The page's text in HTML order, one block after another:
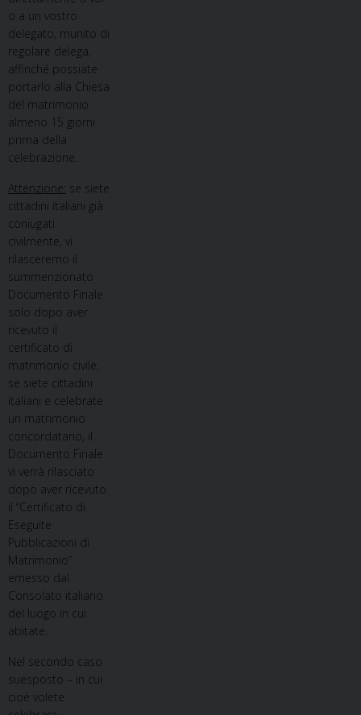
o a un vostro
delegato, munito di
regolare delega,
affinché possiate
portarlo alla Chiesa
del matrimonio
almeno 15 giorni
prima della
celebrazione.
Attenzione: se siete
cittadini italiani già
coniugati
civilmente, vi
rilasceremo il
summenzionato
Documento Finale
solo dopo aver
ricevuto il
certificato di
matrimonio civile;
se siete cittadini
italiani e celebrate
un matrimonio
concordatario, il
Documento Finale
vi verrà rilasciato
dopo aver ricevuto
il “Certificato di
Eseguite
Pubblicazioni di
Matrimonio”
emesso dal
Consolato italiano
del luogo in cui
abitate.
Nel secondo caso
suesposto – in cui
cioè volete